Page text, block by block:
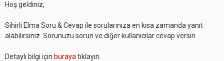
Hoş geldiniz,
Sihirli Elma Soru & Cevap ile sorularınıza en kısa zamanda yanıt
alabilirsiniz. Sorunuzu sorun ve diğer kullanıcılar cevap versin.
Detaylı bilgi için buraya tıklayın.